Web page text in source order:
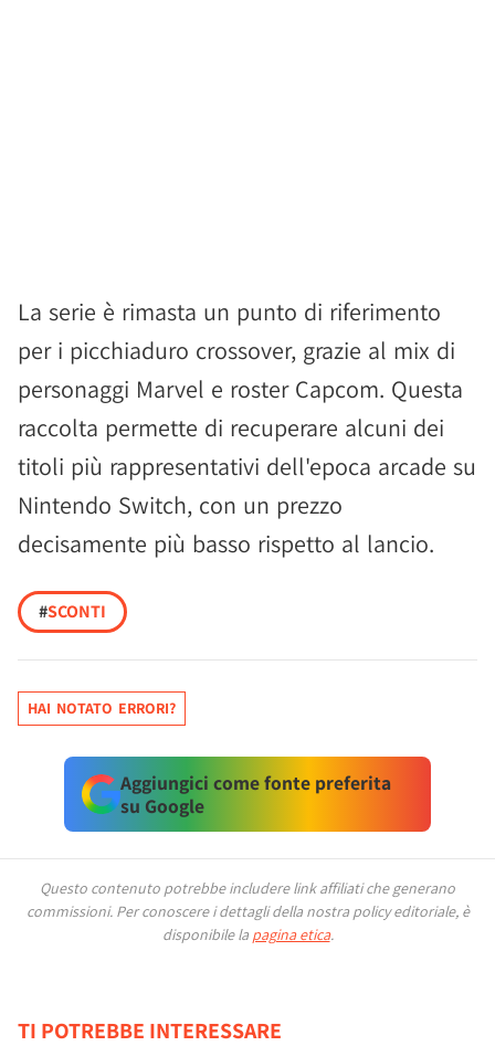
La serie è rimasta un punto di riferimento
per i picchiaduro crossover, grazie al mix di
personaggi Marvel e roster Capcom. Questa
raccolta permette di recuperare alcuni dei
titoli più rappresentativi dell'epoca arcade su
Nintendo Switch, con un prezzo
decisamente più basso rispetto al lancio.
#SCONTI
HAI NOTATO ERRORI?
Aggiungici come fonte preferita
su Google
Questo contenuto potrebbe includere link affiliati che generano
commissioni. Per conoscere i dettagli della nostra policy editoriale, è
disponibile la pagina etica.
TI POTREBBE INTERESSARE